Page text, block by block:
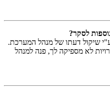
לסקר?
שיקול דעתו של מנהל המערכת.
לא מספיקה לך, פנה למנהל